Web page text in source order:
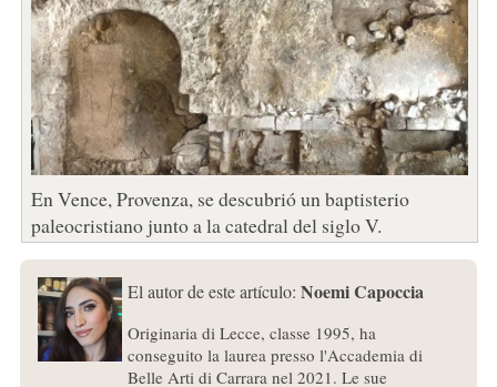
En Vence, Provenza, se descubrió un baptisterio
paleocristiano junto a la catedral del siglo V.
El autor de este artículo: Noemi Capoccia
Originaria di Lecce, classe 1995, ha
conseguito la laurea presso l'Accademia di
Belle Arti di Carrara nel 2021. Le sue